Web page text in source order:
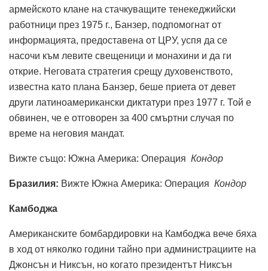
армейското клане на стачкуващите тенекеджийски
работници през 1975 г., Банзер, подпомогнат от
информацията, предоставена от ЦРУ, успя да се
насочи към левите свещеници и монахини и да ги
открие. Неговата стратегия срещу духовенството,
известна като плана Банзер, беше приета от девет
други латиноамерикански диктатури през 1977 г. Той е
обвинен, че е отговорен за 400 смъртни случая по
време на неговия мандат.
Вижте също: Южна Америка: Операция Кондор
Бразилия: Вижте Южна Америка: Операция Кондор
Камбоджа
Американските бомбардировки на Камбоджа вече бяха
в ход от няколко години тайно при администрациите на
Джонсън и Никсън, но когато президентът Никсън